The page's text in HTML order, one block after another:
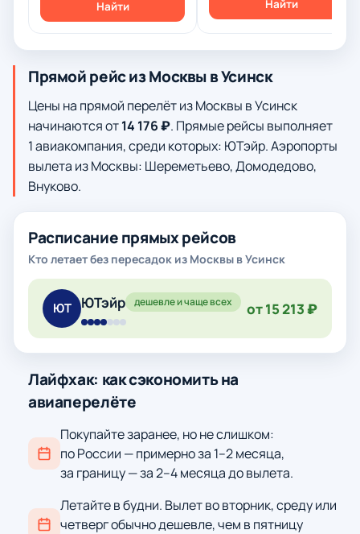
Найти Найти
Прямой рейс из Москвы в Усинск
Цены на прямой перелёт из Москвы в Усинск
начинаются от14 176 ₽. Прямые рейсы выполняет
1 авиакомпания, среди которых: ЮТэйр. Аэропорты
вылета из Москвы: Шереметьево, Домодедово,
Внуково.
Расписание прямых рейсов
Кто летает без пересадок из Москвы в Усинск
ЮТ ЮТэйр дешевле и чаще всех от 15 213 ₽
Лайфхак: как сэкономить на
авиаперелёте
Покупайте заранее, но не слишком:
по России — примерно за 1–2 месяца,
за границу — за 2–4 месяца до вылета.
Летайте в будни. Вылет во вторник, среду или
четверг обычно дешевле, чем в пятницу